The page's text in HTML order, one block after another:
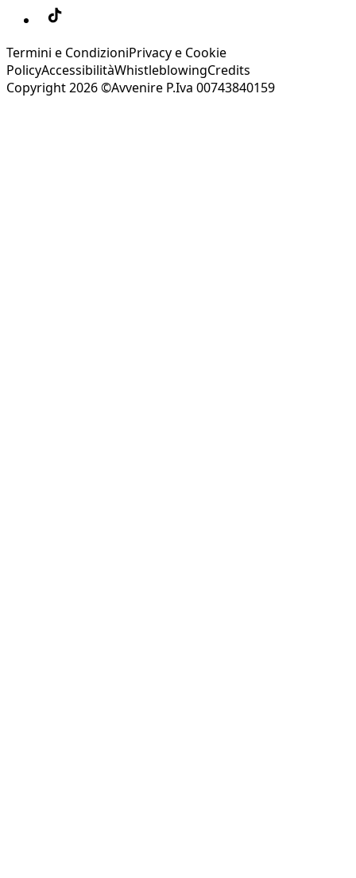
Termini e CondizioniPrivacy e Cookie
PolicyAccessibilitàWhistleblowingCredits
Copyright 2026 ©Avvenire P.Iva 00743840159